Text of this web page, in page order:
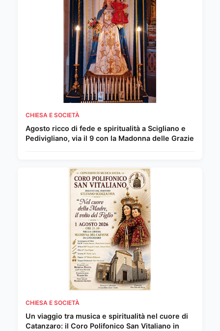
CHIESA E SOCIETÀ
Agosto ricco di fede e spiritualità a Scigliano e
Pedivigliano, via il 9 con la Madonna delle Grazie
CHIESA E SOCIETÀ
Un viaggio tra musica e spiritualità nel cuore di
Catanzaro: il Coro Polifonico San Vitaliano in